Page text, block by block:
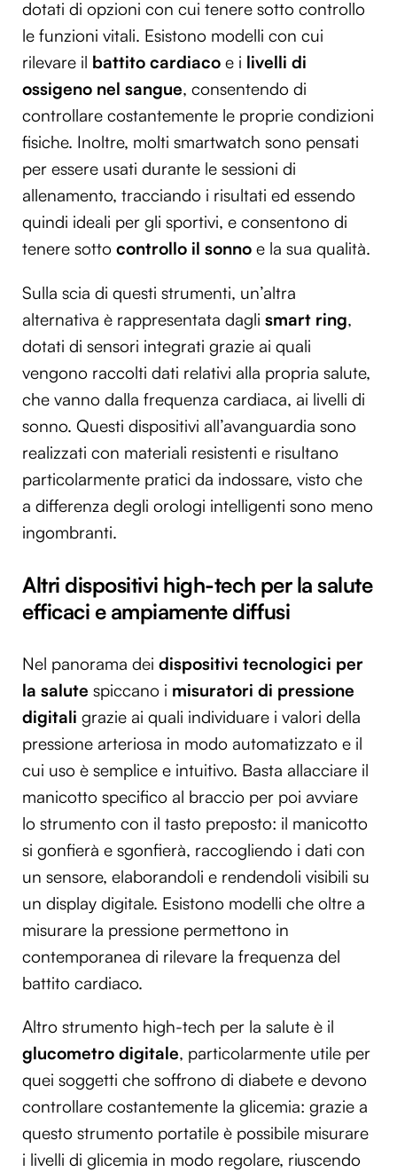
dotati di opzioni con cui tenere sotto controllo
le funzioni vitali. Esistono modelli con cui
rilevare il battito cardiaco e i livelli di
ossigeno nel sangue, consentendo di
controllare costantemente le proprie condizioni
fisiche. Inoltre, molti smartwatch sono pensati
per essere usati durante le sessioni di
allenamento, tracciando i risultati ed essendo
quindi ideali per gli sportivi, e consentono di
tenere sotto controllo il sonno e la sua qualità.
Sulla scia di questi strumenti, un’altra
alternativa è rappresentata dagli smart ring,
dotati di sensori integrati grazie ai quali
vengono raccolti dati relativi alla propria salute,
che vanno dalla frequenza cardiaca, ai livelli di
sonno. Questi dispositivi all’avanguardia sono
realizzati con materiali resistenti e risultano
particolarmente pratici da indossare, visto che
a differenza degli orologi intelligenti sono meno
ingombranti.
Altri dispositivi high-tech per la salute
efficaci e ampiamente diffusi
Nel panorama dei dispositivi tecnologici per
la salute spiccano i misuratori di pressione
digitali grazie ai quali individuare i valori della
pressione arteriosa in modo automatizzato e il
cui uso è semplice e intuitivo. Basta allacciare il
manicotto specifico al braccio per poi avviare
lo strumento con il tasto preposto: il manicotto
si gonfierà e sgonfierà, raccogliendo i dati con
un sensore, elaborandoli e rendendoli visibili su
un display digitale. Esistono modelli che oltre a
misurare la pressione permettono in
contemporanea di rilevare la frequenza del
battito cardiaco.
Altro strumento high-tech per la salute è il
glucometro digitale, particolarmente utile per
quei soggetti che soffrono di diabete e devono
controllare costantemente la glicemia: grazie a
questo strumento portatile è possibile misurare
i livelli di glicemia in modo regolare, riuscendo